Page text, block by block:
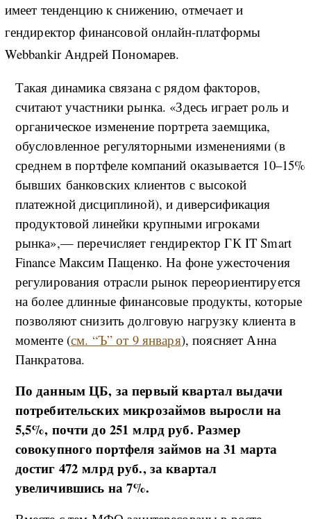
имеет тенденцию к снижению, отмечает и
гендиректор финансовой онлайн-платформы
Webbankir Андрей Пономарев.
Такая динамика связана с рядом факторов,
считают участники рынка. «Здесь играет роль и
органическое изменение портрета заемщика,
обусловленное регуляторными изменениями (в
среднем в портфеле компаний оказывается 10–15%
бывших банковских клиентов с высокой
платежной дисциплиной), и диверсификация
продуктовой линейки крупными игроками
рынка»,— перечисляет гендиректор ГК IT Smart
Finance Максим Пащенко. На фоне ужесточения
регулирования отрасли рынок переориентируется
на более длинные финансовые продукты, которые
позволяют снизить долговую нагрузку клиента в
моменте (см. “Ъ” от 9 января), поясняет Анна
Панкратова.
По данным ЦБ, за первый квартал выдачи
потребительских микрозаймов выросли на
5,5%, почти до 251 млрд руб. Размер
совокупного портфеля займов на 31 марта
достиг 472 млрд руб., за квартал
увеличившись на 7%.